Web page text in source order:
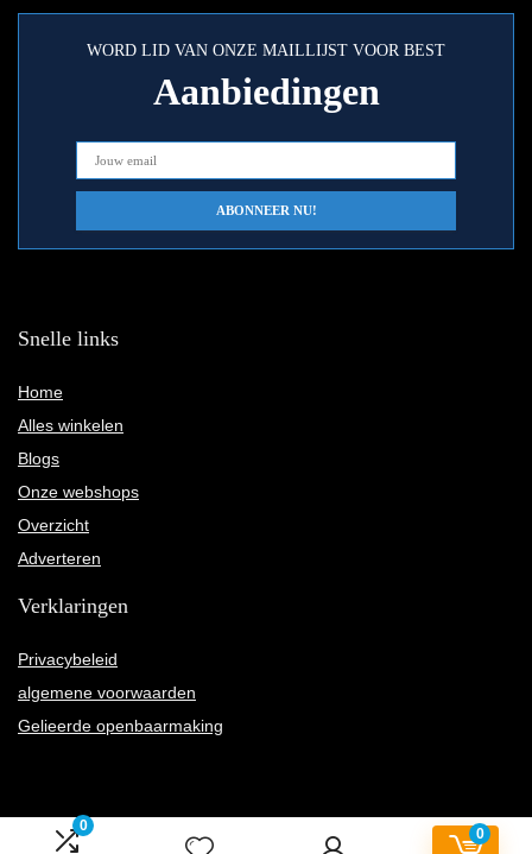
0
0
WORD LID VAN ONZE MAILLIJST VOOR BEST
Aanbiedingen
Snelle links
Home
Alles winkelen
Blogs
Onze webshops
Overzicht
Adverteren
Verklaringen
Privacybeleid
algemene voorwaarden
Gelieerde openbaarmaking
2022 © Twentyfourtwelve.nl Alle rechten voorbehouden